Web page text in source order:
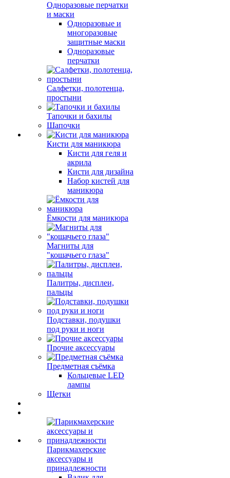
Одноразовые перчатки
и маски
Одноразовые и
многоразовые
защитные маски
Одноразовые
перчатки
Салфетки, полотенца,
простыни
Тапочки и бахилы
Шапочки
Кисти для маникюра
Кисти для геля и
акрила
Кисти для дизайна
Набор кистей для
маникюра
Ёмкости для маникюра
Магниты для
"кошачьего глаза"
Палитры, дисплеи,
пальцы
Подставки, подушки
под руки и ноги
Прочие аксессуары
Предметная съёмка
Кольцевые LED
лампы
Щетки
Парикмахерские
аксессуары и
принадлежности